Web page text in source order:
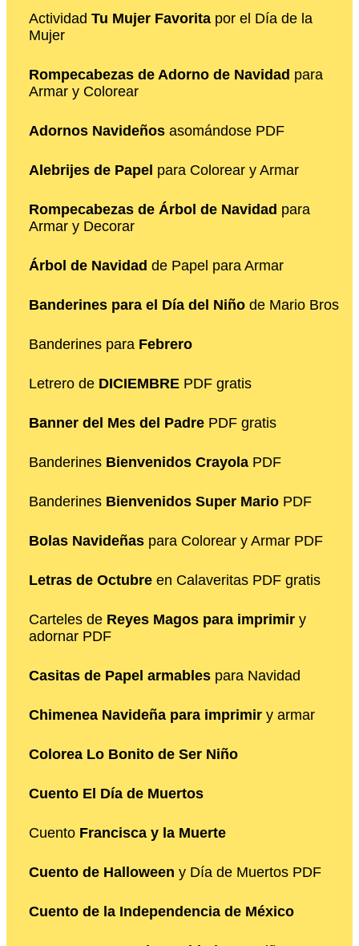
Actividad Tu Mujer Favorita por el Día de la
Mujer
Rompecabezas de Adorno de Navidad para
Armar y Colorear
Adornos Navideños asomándose PDF
Alebrijes de Papel para Colorear y Armar
Rompecabezas de Árbol de Navidad para
Armar y Decorar
Árbol de Navidad de Papel para Armar
Banderines para el Día del Niño de Mario Bros
Banderines para Febrero
Letrero de DICIEMBRE PDF gratis
Banner del Mes del Padre PDF gratis
Banderines Bienvenidos Crayola PDF
Banderines Bienvenidos Super Mario PDF
Bolas Navideñas para Colorear y Armar PDF
Letras de Octubre en Calaveritas PDF gratis
Carteles de Reyes Magos para imprimir y
adornar PDF
Casitas de Papel armables para Navidad
Chimenea Navideña para imprimir y armar
Colorea Lo Bonito de Ser Niño
Cuento El Día de Muertos
Cuento Francisca y la Muerte
Cuento de Halloween y Día de Muertos PDF
Cuento de la Independencia de México